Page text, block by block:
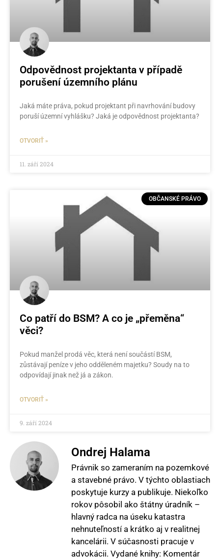
Odpovědnost projektanta v případě
porušení územního plánu
Jaká máte práva, pokud projektant při navrhování budovy
poruší územní vyhlášku? Jaká je odpovědnost projektanta?
OTVORIŤ »
11. září 2024
OBČANSKÉ PRÁVO
Co patří do BSM? A co je „přeměna“
věci?
Pokud manžel prodá věc, která není součástí BSM,
zůstávají peníze v jeho odděleném majetku? Soudy na to
odpovídají jinak než já a zákon.
OTVORIŤ »
9. září 2024
Ondrej Halama
Právnik so zameraním na pozemkové
a stavebné právo. V týchto oblastiach
poskytuje kurzy a publikuje. Niekoľko
rokov pôsobil ako štátny úradník –
hlavný radca na úseku katastra
nehnuteľností a krátko aj v realitnej
kancelárii. V súčasnosti pracuje v
advokácii. Vydané knihy: Komentár